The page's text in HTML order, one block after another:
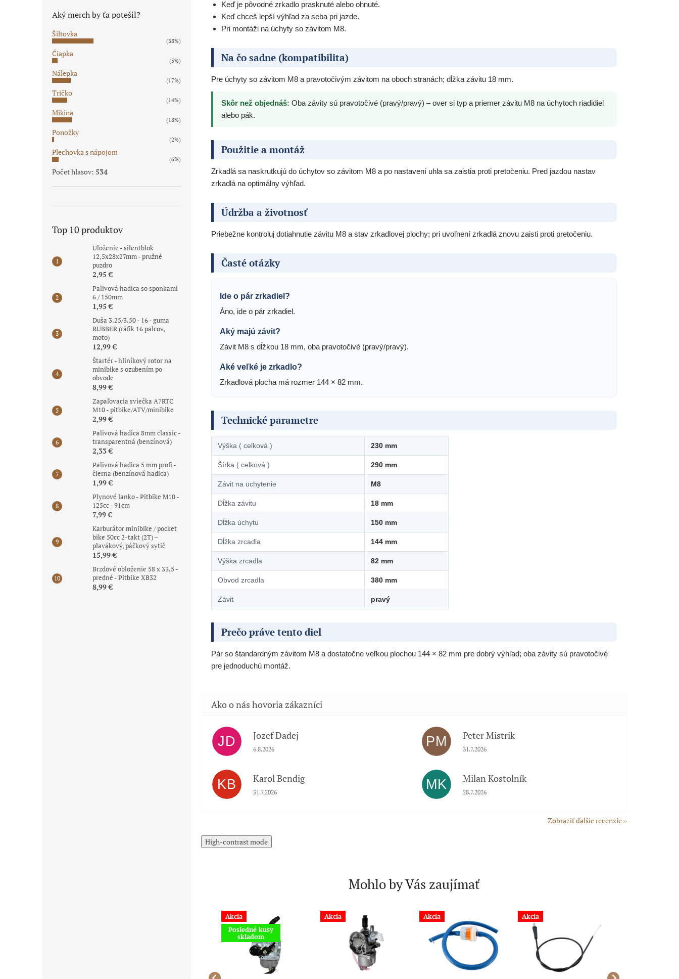
Aký merch by ťa potešil?
Šiltovka
(38%)
Čiapka
(5%)
Nálepka
(17%)
Tričko
(14%)
Mikina
(18%)
Ponožky
(2%)
Plechovka s nápojom
(6%)
Počet hlasov: 534
Top 10 produktov
Uloženie - silentblok
12,5x28x27mm - pružné
puzdro
2,95 €
Palivová hadica so sponkami
6 / 150mm
1,95 €
Duša 3.25/3.50 - 16 - guma
RUBBER (ráfik 16 palcov,
moto)
12,99 €
Štartér - hliníkový rotor na
minibike s ozubením po
obvode
8,99 €
Zapaľovacia sviečka A7RTC
M10 - pitbike/ATV/minibike
2,99 €
Palivová hadica 8mm classic -
transparentná (benzínová)
2,33 €
Palivová hadica 5 mm profi -
čierna (benzínová hadica)
1,99 €
Plynové lanko - Pitbike M10 -
125cc - 91cm
7,99 €
Karburátor minibike / pocket
bike 50cc 2-takt (2T) –
plavákový, páčkový sytič
15,99 €
Brzdové obloženie 58 x 33,5 -
predné - Pitbike XB32
8,99 €
Keď je pôvodné zrkadlo prasknuté alebo ohnuté.
Keď chceš lepší výhľad za seba pri jazde.
Pri montáži na úchyty so závitom M8.
Na čo sadne (kompatibilita)
Pre úchyty so závitom M8 a pravotočivým závitom na oboch stranách; dĺžka závitu 18 mm.
Skôr než objednáš: Oba závity sú pravotočivé (pravý/pravý) – over si typ a priemer závitu M8 na úchytoch riadidiel
alebo pák.
Použitie a montáž
Zrkadlá sa naskrutkujú do úchytov so závitom M8 a po nastavení uhla sa zaistia proti pretočeniu. Pred jazdou nastav
zrkadlá na optimálny výhľad.
Údržba a životnosť
Priebežne kontroluj dotiahnutie závitu M8 a stav zrkadlovej plochy; pri uvoľnení zrkadlá znovu zaisti proti pretočeniu.
Časté otázky
Ide o pár zrkadiel?
Áno, ide o pár zrkadiel.
Aký majú závit?
Závit M8 s dĺžkou 18 mm, oba pravotočivé (pravý/pravý).
Aké veľké je zrkadlo?
Zrkadlová plocha má rozmer 144 × 82 mm.
Technické parametre
Výška ( celková ) 230 mm
Šírka ( celková ) 290 mm
Závit na uchytenie M8
Dĺžka závitu 18 mm
Dĺžka úchytu 150 mm
Dĺžka zrcadla 144 mm
Výška zrcadla 82 mm
Obvod zrcadla 380 mm
Závit pravý
Prečo práve tento diel
Pár so štandardným závitom M8 a dostatočne veľkou plochou 144 × 82 mm pre dobrý výhľad; oba závity sú pravotočivé
pre jednoduchú montáž.
JD Jozef Dadej
Hodnotenie obchodu je 5 z 5 hviezdičiek.
6.8.2026
PM Peter Mistrik
Hodnotenie obchodu je 5 z 5 hviezdičiek.
31.7.2026
KB Karol Bendig
Hodnotenie obchodu je 5 z 5 hviezdičiek.
31.7.2026
MK Milan Kostolník
Hodnotenie obchodu je 5 z 5 hviezdičiek.
28.7.2026
Zobraziť ďalšie recenzie
High-contrast mode
Mohlo by Vás zaujímať
Akcia
Posledné kusy
skladom
Akcia Akcia Akcia